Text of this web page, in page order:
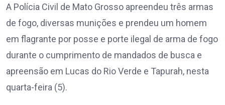
A Polícia Civil de Mato Grosso apreendeu três armas
de fogo, diversas munições e prendeu um homem
em flagrante por posse e porte ilegal de arma de fogo
durante o cumprimento de mandados de busca e
apreensão em Lucas do Rio Verde e Tapurah, nesta
quarta-feira (5).